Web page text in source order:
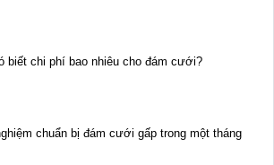
biết chi phí bao nhiêu cho đám cưới?
chuẩn bị đám cưới gấp trong một tháng